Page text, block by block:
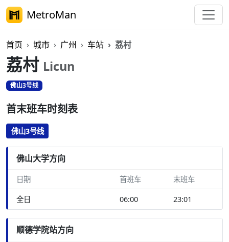
MetroMan
首页 城市 广州 车站 荔村
荔村 Licun
佛山3号线
首末班车时刻表
佛山3号线
佛山大学方向
日期 首班车 末班车
全日 06:00 23:01
顺德学院站方向